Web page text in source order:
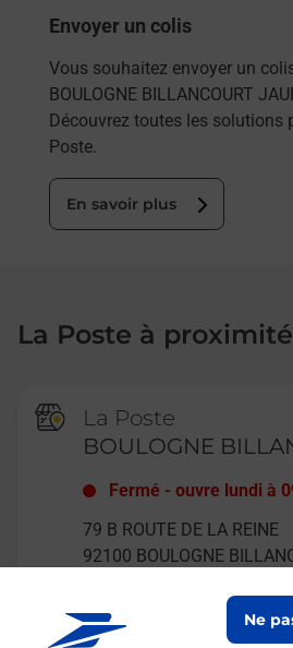
Ne
Envoyer un colis
Vous souhaitez envoyer un
BOULOGNE BILLANCOURT
Découvrez toutes les solutions
Poste.
En savoir plus
La Poste à proximité
La Poste
BOULOGNE
Fermé -ouvre lundi à
79 B ROUTE DE LA REINE
92100 BOULOGNE